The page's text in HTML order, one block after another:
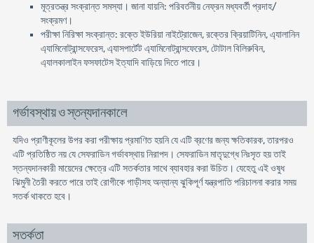
মূত্রতন্ত্র সংক্রান্ত সমস্যা। জানা যায়নি: পরিবর্তনীয় নেফ্রন মধ্যবর্তী প্রদাহ/
সংক্রমণ।
পরীক্ষা নিরিক্ষা সংক্রান্ত: রক্তে ইউরিয়া নাইট্রোজেন, রক্তের ক্রিয়াটিনিন, এ্যালানিন
এ্যামিনােট্রান্সফেরেস, এ্যাসপার্টেট এ্যামিনােট্রান্সফেরেস, টোটাল বিলিরুবিন,
এ্যালকালাইন ফসফাটেস ইত্যাদি বাড়িয়ে দিতে পারে।
গর্ভাবস্থায় ও স্তন্যদানকালে
যদিও প্রাণীকূলের উপর করা পরীক্ষায় প্রমাণিত হয়নি যে এটি ব্রণের জন্য ক্ষতিকারক, তারপরও
এটি প্রতিষ্ঠিত নয় যে সেফরাডিন গর্ভাবস্থায় নিরাপদ। সেফরাডিন মাতৃদুগ্ধে নিঃসৃত হয় তাই
স্তন্যদানকারী মায়েদের ক্ষেত্রে এটি সতর্কতার সাথে ব্যাবহার করা উচিত। যেহেতু এই ওষুধ
ঝিমুনী তৈরী করতে পারে তাই রােগীকে গাড়ীসহ অন্যান্য ঝুকিপূর্ণ যন্ত্রপাতি পরিচালনা করার সময়
সতর্ক থাকতে হবে।
সতর্কতা